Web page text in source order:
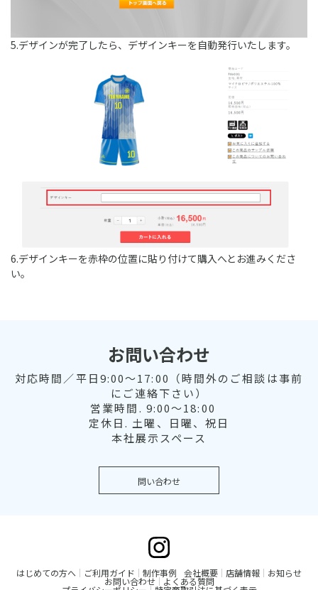
5.デザインが完了したら、デザインキーを自動発行いたします。
6.デザインキーを赤枠の位置に貼り付けて購入へとお進みくださ
い。
お問い合わせ
対応時間／平日9:00～17:00（時間外のご相談は事前
にご連絡下さい）
営業時間. 9:00～18:00
定休日. 土曜、日曜、祝日
本社展示スペース
問い合わせ
はじめての方へ ご利用ガイド 制作事例 会社概要 店舗情報 お知らせ
お問い合わせ よくある質問